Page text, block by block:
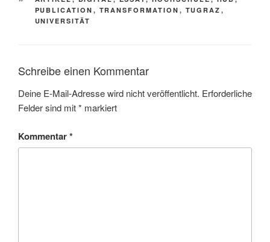
PUBLICATION , TRANSFORMATION , TUGRAZ ,
UNIVERSITÄT
Schreibe einen Kommentar
Deine E-Mail-Adresse wird nicht veröffentlicht. Erforderliche
Felder sind mit* markiert
Kommentar*